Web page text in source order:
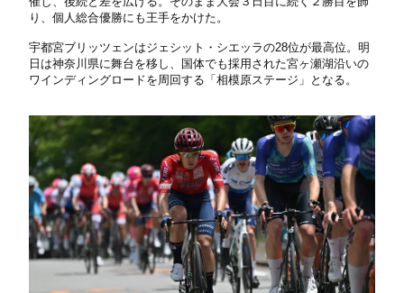
り、個人総合優勝にも王手をかけた。
宇都宮ブリッツェンはジェシット・シエッラの28位が最高位。明
日は神奈川県に舞台を移し、国体でも採用された宮ヶ瀬湖沿いの
ワインディングロードを周回する「相模原ステージ」となる。